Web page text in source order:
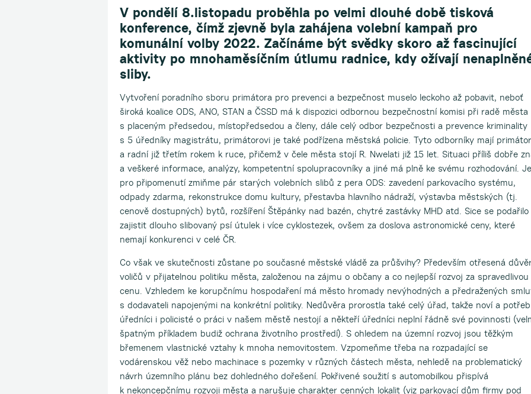
V pondělí 8.listopadu proběhla po velmi dlouhé době tisková
konference, čímž zjevně byla zahájena volební kampaň pro
komunální volby 2022. Začínáme být svědky skoro až fascinující
aktivity po mnohaměsíčním útlumu radnice, kdy ožívají
sliby.
Vytvoření poradního sboru primátora pro prevenci a bezpečnost muselo leckoho až pobavit, neboť
široká koalice ODS, ANO, STAN a ČSSD má k dispozici odbornou bezpečnostní komisi při radě města
s placeným předsedou, místopředsedou a členy, dále celý odbor bezpečnosti a prevence kriminality
s 5 úředníky magistrátu, primátorovi je také podřízena městská policie. Tyto odborníky mají primátor
a radní již třetím rokem k ruce, přičemž v čele města stojí R. Nwelati již 15 let. Situaci příliš dobře
a veškeré informace, analýzy, kompetentní spolupracovníky a jiné má plně ke svému rozhodování.
pro připomenutí zmiňme pár starých volebních slibů z pera ODS: zavedení parkovacího systému,
odpady zdarma, rekonstrukce domu kultury, přestavba hlavního nádraží, výstavba městských (tj.
cenově dostupných) bytů, rozšíření Štěpánky nad bazén, chytré zastávky MHD atd. Sice se podařilo
zajistit dlouho slibovaný psí útulek i více cyklostezek, ovšem za doslova astronomické ceny, které
nemají konkurenci v celé ČR.
Co však ve skutečnosti zůstane po současné městské vládě za průšvihy? Především otřesená
voličů v přijatelnou politiku města, založenou na zájmu o občany a co nejlepší rozvoj za spravedlivou
cenu. Vzhledem ke korupčnímu hospodaření má město hromady nevýhodných a předražených
s dodavateli napojenými na konkrétní politiky. Nedůvěra prorostla také celý úřad, takže noví a
úředníci i policisté o práci v našem městě nestojí a někteří úředníci neplní řádně své povinnosti
špatným příkladem budiž ochrana životního prostředí). S ohledem na územní rozvoj jsou těžkým
břemenem vlastnické vztahy k mnoha nemovitostem. Vzpomeňme třeba na rozpadající se
vodárenskou věž nebo machinace s pozemky v různých částech města, nehledě na problematický
návrh územního plánu bez dohledného dořešení. Pokřivené soužití s automobilkou přispívá
k nekoncepčnímu rozvoji města a narušuje charakter cenných lokalit (viz parkovací dům firmy pod